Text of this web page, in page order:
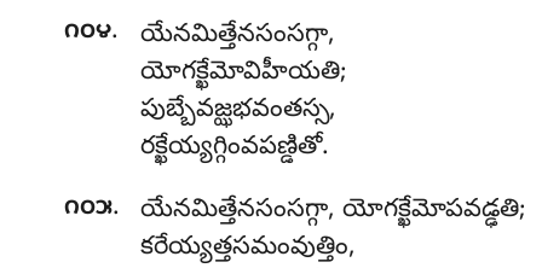
౧౦౪. యేనమిత్తేనసంసగ్గా,
యోగక్ఖేమోవిహీయతి;
పుబ్బేవజ్ఝభవంతస్స,
రక్ఖేయ్యగ్గింవపణ్డితో.
౧౦౫.
యేనమిత్తేనసంసగ్గా, యోగక్ఖేమోపవడ్ఢతి;
కరేయ్యత్తసమంవుత్తిం,